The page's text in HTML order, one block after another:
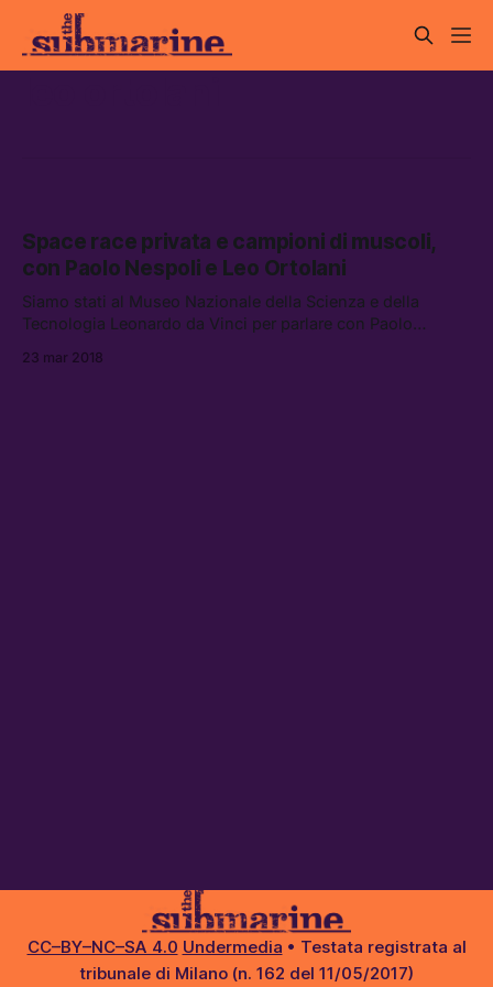
Space race privata e campioni di muscoli,
con Paolo Nespoli e Leo Ortolani
Siamo stati al Museo Nazionale della Scienza e della
Tecnologia Leonardo da Vinci per parlare con Paolo
Elon Musk ai treni spaziali di Leiji Matsumoto.
23 mar 2018
CC–BY–NC–SA 4.0 Undermedia • Testata registrata al
tribunale di Milano (n. 162 del 11/05/2017)